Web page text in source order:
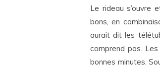
Le rideau s’ouvre
bons, en
aurait dit les
comprend pas.
bonnes minutes.